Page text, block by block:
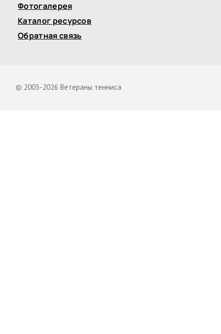
Фотогалерея
Каталог ресурсов
Обратная связь
© 2003-2026 Ветераны тенниса